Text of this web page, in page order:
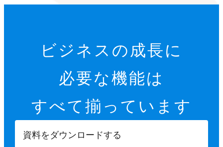
ビジネスの成長に
必要な機能は
すべて揃っています
資料をダウンロードする